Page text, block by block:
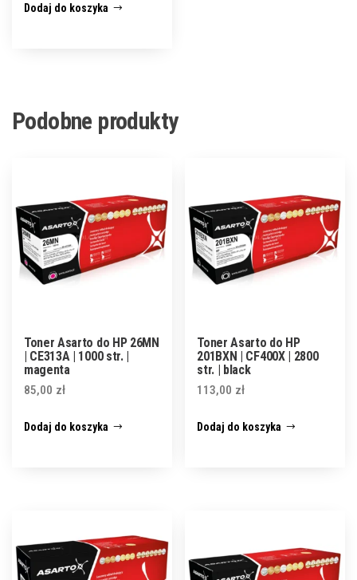
Dodaj do koszyka
Podobne produkty
Toner Asarto do HP 26MN
| CE313A | 1000 str. |
magenta
85,00 zł
Dodaj do koszyka
Toner Asarto do HP
201BXN | CF400X | 2800
str. | black
113,00 zł
Dodaj do koszyka